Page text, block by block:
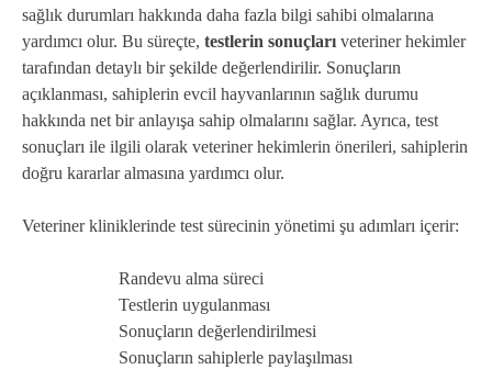
sağlık durumları hakkında daha fazla bilgi sahibi olmalarına
yardımcı olur. Bu süreçte, testlerin sonuçları veteriner hekimler
tarafından detaylı bir şekilde değerlendirilir. Sonuçların
açıklanması, sahiplerin evcil hayvanlarının sağlık durumu
hakkında net bir anlayışa sahip olmalarını sağlar. Ayrıca, test
sonuçları ile ilgili olarak veteriner hekimlerin önerileri, sahiplerin
doğru kararlar almasına yardımcı olur.
Veteriner kliniklerinde test sürecinin yönetimi şu adımları içerir:
Randevu alma süreci
Testlerin uygulanması
Sonuçların değerlendirilmesi
Sonuçların sahiplerle paylaşılması